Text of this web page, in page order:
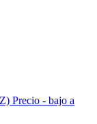
Precio - bajo a